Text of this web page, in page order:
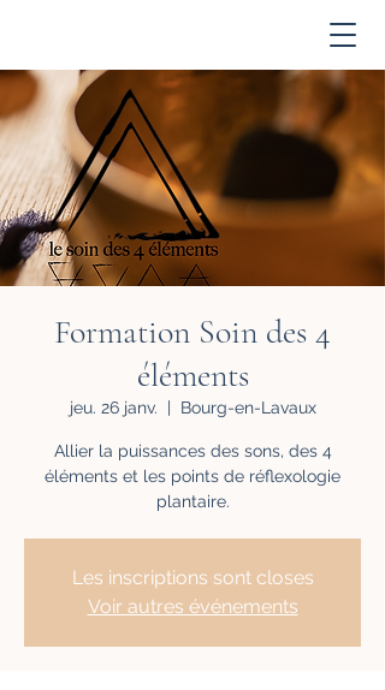
Acompte
Formation Soin des 4
éléments
jeu. 26 janv.
  |
Bourg-en-Lavaux
Allier la puissances des sons, des 4
éléments et les points de réflexologie
plantaire.
Les inscriptions sont closes
Voir autres événements